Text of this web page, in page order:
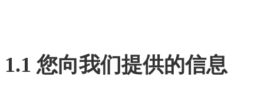
1.1 您向我们提供的信息